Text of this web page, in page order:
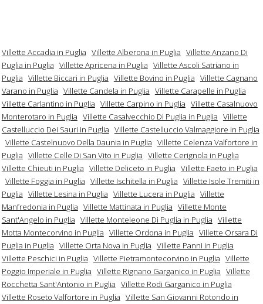
Villette Accadia in Puglia Villette Alberona in Puglia Villette Anzano Di
Puglia in Puglia Villette Apricena in Puglia Villette Ascoli Satriano in
Puglia Villette Biccari in Puglia Villette Bovino in Puglia Villette Cagnano
Varano in Puglia Villette Candela in Puglia Villette Carapelle in Puglia
Villette Carlantino in Puglia Villette Carpino in Puglia Villette Casalnuovo
Monterotaro in Puglia Villette Casalvecchio Di Puglia in Puglia Villette
Castelluccio Dei Sauri in Puglia Villette Castelluccio Valmaggiore in Puglia
Villette Castelnuovo Della Daunia in Puglia Villette Celenza Valfortore in
Puglia Villette Celle Di San Vito in Puglia Villette Cerignola in Puglia
Villette Chieuti in Puglia Villette Deliceto in Puglia Villette Faeto in Puglia
Villette Foggia in Puglia Villette Ischitella in Puglia Villette Isole Tremiti in
Puglia Villette Lesina in Puglia Villette Lucera in Puglia Villette
Manfredonia in Puglia Villette Mattinata in Puglia Villette Monte
Sant'Angelo in Puglia Villette Monteleone Di Puglia in Puglia Villette
Motta Montecorvino in Puglia Villette Ordona in Puglia Villette Orsara Di
Puglia in Puglia Villette Orta Nova in Puglia Villette Panni in Puglia
Villette Peschici in Puglia Villette Pietramontecorvino in Puglia Villette
Poggio Imperiale in Puglia Villette Rignano Garganico in Puglia Villette
Rocchetta Sant'Antonio in Puglia Villette Rodi Garganico in Puglia
Villette Roseto Valfortore in Puglia Villette San Giovanni Rotondo in